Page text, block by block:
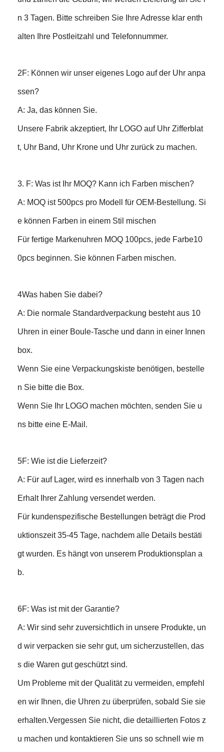
n 3 Tagen. Bitte schreiben Sie Ihre Adresse klar enth
alten Ihre Postleitzahl und Telefonnummer.
2F: Können wir unser eigenes Logo auf der Uhr anpa
ssen?
A: Ja, das können Sie.
Unsere Fabrik akzeptiert, Ihr LOGO auf Uhr Zifferblat
t, Uhr Band, Uhr Krone und Uhr zurück zu machen.
3. F: Was ist Ihr MOQ? Kann ich Farben mischen?
A: MOQ ist 500pcs pro Modell für OEM-Bestellung. Si
e können Farben in einem Stil mischen
Für fertige Markenuhren MOQ 100pcs, jede Farbe10
0pcs beginnen. Sie können Farben mischen.
4Was haben Sie dabei?
A: Die normale Standardverpackung besteht aus 10
Uhren in einer Boule-Tasche und dann in einer Innen
box.
Wenn Sie eine Verpackungskiste benötigen, bestelle
n Sie bitte die Box.
Wenn Sie Ihr LOGO machen möchten, senden Sie u
ns bitte eine E-Mail.
5F: Wie ist die Lieferzeit?
A: Für auf Lager, wird es innerhalb von 3 Tagen nach
Erhalt Ihrer Zahlung versendet werden.
Für kundenspezifische Bestellungen beträgt die Prod
uktionszeit 35-45 Tage, nachdem alle Details bestäti
gt wurden. Es hängt von unserem Produktionsplan a
b.
6F: Was ist mit der Garantie?
A: Wir sind sehr zuversichtlich in unsere Produkte, un
d wir verpacken sie sehr gut, um sicherzustellen, das
s die Waren gut geschützt sind.
Um Probleme mit der Qualität zu vermeiden, empfehl
en wir Ihnen, die Uhren zu überprüfen, sobald Sie sie
erhalten.Vergessen Sie nicht, die detaillierten Fotos z
u machen und kontaktieren Sie uns so schnell wie m